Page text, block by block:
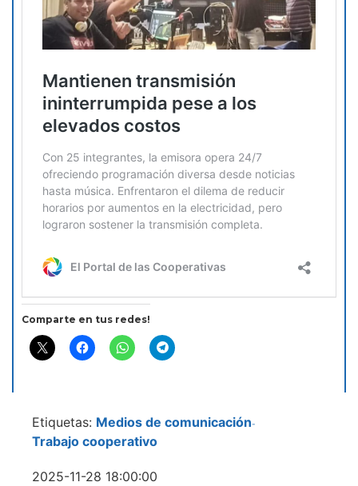
Comparte en tus redes!
Etiquetas: Medios de comunicación-
Trabajo cooperativo
2025-11-28 18:00:00